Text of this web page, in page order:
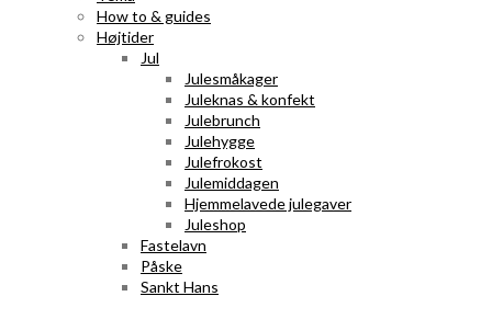
How to & guides
Højtider
Jul
Julesmåkager
Juleknas & konfekt
Julebrunch
Julehygge
Julefrokost
Julemiddagen
Hjemmelavede julegaver
Juleshop
Fastelavn
Påske
Sankt Hans